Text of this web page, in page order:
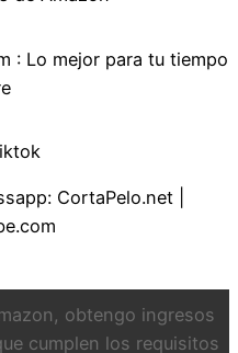
: Lo mejor para tu tiempo
CortaPelo.net
obtengo ingresos
cumplen los requisitos